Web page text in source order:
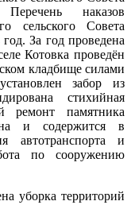
наказов
сельского Совета
За год проведена
Котовка проведён
кладбище силами
забор из
стихийная
ремонт памятника
и содержится в
автотранспорта и
по сооружению
уборка территорий